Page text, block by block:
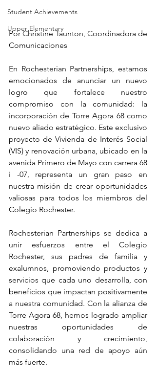
Student Achievements
Upper Elementary
Por Christine Taunton, Coordinadora de
Comunicaciones
En Rochesterian Partnerships, estamos
emocionados de anunciar un nuevo
logro que fortalece nuestro
compromiso con la comunidad: la
incorporación de Torre Agora 68 como
nuevo aliado estratégico. Este exclusivo
proyecto de Vivienda de Interés Social
(VIS) y renovación urbana, ubicado en la
avenida Primero de Mayo con carrera 68
i -07, representa un gran paso en
nuestra misión de crear oportunidades
valiosas para todos los miembros del
Colegio Rochester.
Rochesterian Partnerships se dedica a
unir esfuerzos entre el Colegio
Rochester, sus padres de familia y
exalumnos, promoviendo productos y
servicios que cada uno desarrolla, con
beneficios que impactan positivamente
a nuestra comunidad. Con la alianza de
Torre Agora 68, hemos logrado ampliar
nuestras oportunidades de
colaboración y crecimiento,
consolidando una red de apoyo aún
más fuerte.